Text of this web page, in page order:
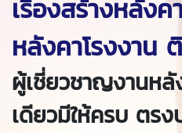
เรื่องสร้างหลัง
หลังคาโรงงา
ผู้เชี่ยวชาญงานห
เดียวมีให้ครบ ตร